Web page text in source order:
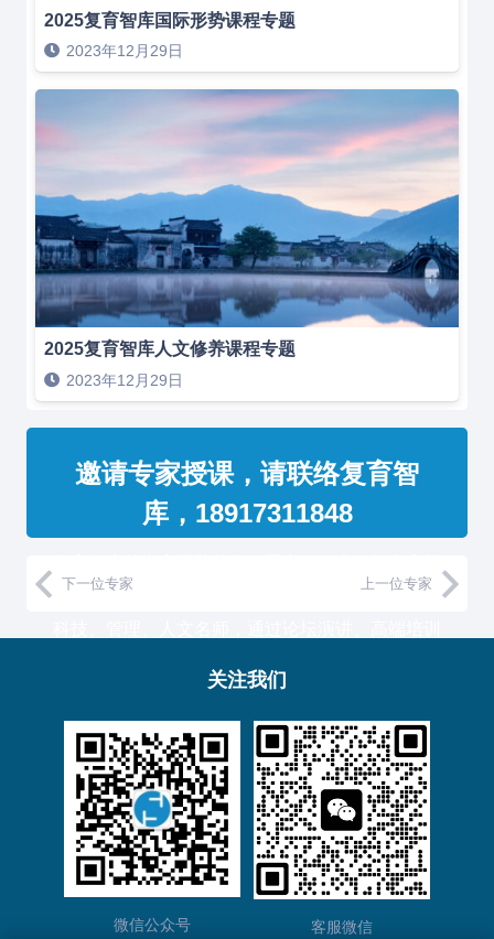
2025复育智库国际形势课程专题
2023年12月29日
2025复育智库人文修养课程专题
2023年12月29日
邀请专家授课，请联络复育智
库，18917311848
教授和500强企业高管，汇聚国内外一流的经济、
升维！
复育智库总部位于上海，服务于金融、通信、能
源、制造、医药等产业的大型客户。
下一位专家 上一位专家
关注我们
微信公众号 客服微信